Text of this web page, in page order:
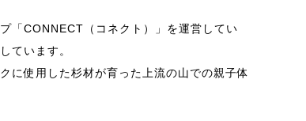
「CONNECT（コネクト）」を運営してい
ています。
に使用した杉材が育った上流の山での親子体